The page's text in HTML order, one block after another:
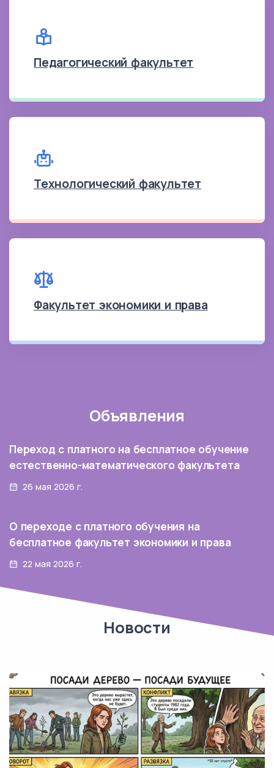
Педагогический факультет
Технологический факультет
Факультет экономики и права
Объявления
Переход с платного на бесплатное обучение
естественно-математического факультета
26 мая 2026 г.
О переходе с платного обучения на
бесплатное факультет экономики и права
22 мая 2026 г.
Новости